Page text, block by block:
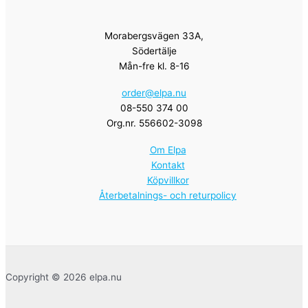
Morabergsvägen 33A,
Södertälje
Mån-fre kl. 8-16
order@elpa.nu
08-550 374 00
Org.nr. 556602-3098
Om Elpa
Kontakt
Köpvillkor
Återbetalnings- och returpolicy
Copyright © 2026 elpa.nu